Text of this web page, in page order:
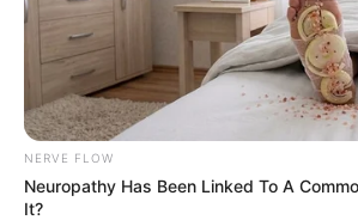
Pronostic Quinté en 6
3 INEXESS BLEU
6 BILO JEPSON
NERVE FLOW
Neuropathy Has Been Linked To A
It?